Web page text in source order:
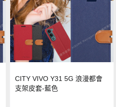
CITY VIVO Y31 5G 浪漫都會
支架皮套-藍色